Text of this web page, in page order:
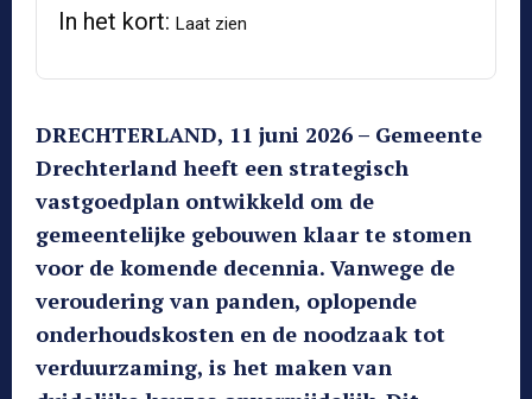
In het kort: Laat zien
DRECHTERLAND, 11 juni 2026 – Gemeente
Drechterland heeft een strategisch
vastgoedplan ontwikkeld om de
gemeentelijke gebouwen klaar te stomen
voor de komende decennia. Vanwege de
veroudering van panden, oplopende
onderhoudskosten en de noodzaak tot
verduurzaming, is het maken van